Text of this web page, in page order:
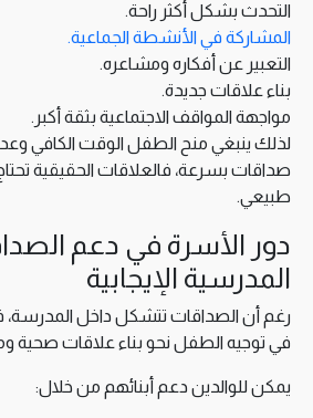
التحدث بشكل أكثر راحة.
المشاركة في الأنشطة الجماعية.
التعبير عن أفكاره ومشاعره.
بناء علاقات جديدة.
مواجهة المواقف الاجتماعية بثقة أكبر.
لذلك ينبغي منح الطفل الوقت الكافي
صداقات بسرعة، فالعلاقات الحقيقية
طبيعي.
دور الأسرة في دعم
المدرسية الإيجابية
رغم أن الصداقات تتشكل داخل المدرسة،
في توجيه الطفل نحو بناء علاقات صحية
يمكن للوالدين دعم أبنائهم من خلال: